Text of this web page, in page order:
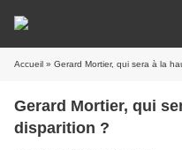
Accueil » Gerard Mortier, qui sera à la
Gerard Mortier, qui
disparition ?